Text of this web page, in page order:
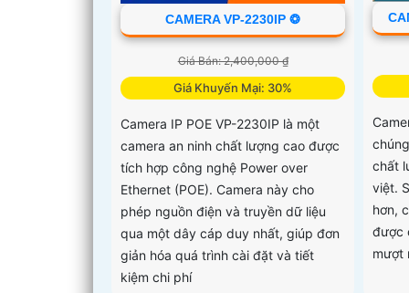
CAMERA VP-2230IP ❂
Giá Bán: 2,400,000 ₫
Giá Khuyến Mại: 30%
Camera IP POE VP-2230IP là một
camera an ninh chất lượng cao được
tích hợp công nghệ Power over
Ethernet (POE). Camera này cho
phép nguồn điện và truyền dữ liệu
qua một dây cáp duy nhất, giúp đơn
giản hóa quá trình cài đặt và tiết
kiệm chi phí
chất
việt.
hơn,
được
mượt